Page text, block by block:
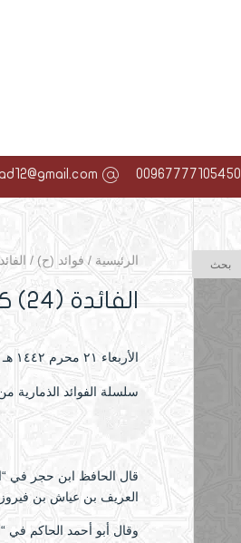
00967777105450
الرئيسية / فوائد (ح) / الفائدة (24)
الفائدة (24) كتاب ونقد
الأربعاء ۲۱ محرم ۱٤٤۲ هـ الموافق ۹ سبتمبر ۲۰۲۰ مـ |
سلسلة الفوائد الذمارية
قال الحافظ ابن حجر في “التهذيب” (ج5 ص 358) في ترجمة
العريف بن عياش بن
وقال أبو أحمد الحاكم في